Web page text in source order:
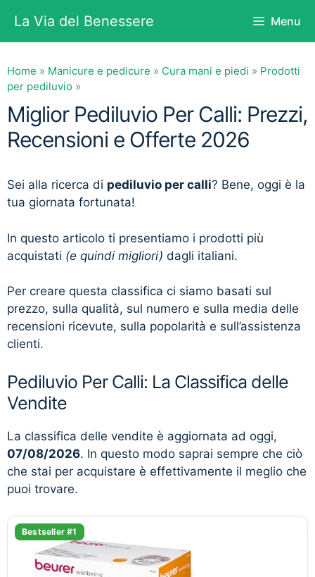
contenuto
La Via del Benessere Menu
Home » Manicure e pedicure » Cura mani e piedi » Prodotti
per pediluvio »
Miglior Pediluvio Per Calli: Prezzi,
Recensioni e Offerte 2026
Sei alla ricerca di pediluvio per calli? Bene, oggi è la
tua giornata fortunata!
In questo articolo ti presentiamo i prodotti più
acquistati (e quindi migliori) dagli italiani.
Per creare questa classifica ci siamo basati sul
prezzo, sulla qualità, sul numero e sulla media delle
recensioni ricevute, sulla popolarità e sull’assistenza
clienti.
Pediluvio Per Calli: La Classifica delle
Vendite
La classifica delle vendite è aggiornata ad oggi,
07/08/2026. In questo modo saprai sempre che ciò
che stai per acquistare è effettivamente il meglio che
puoi trovare.
Bestseller #1